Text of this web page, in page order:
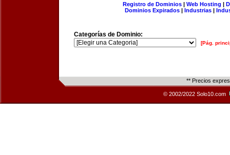
Registro de Dominios| Web Hosting |
Dominios Expirados | Industrias |
Categorías de Dominio:
[Pág.
** Precios
© 2002/2022 Solo10.com